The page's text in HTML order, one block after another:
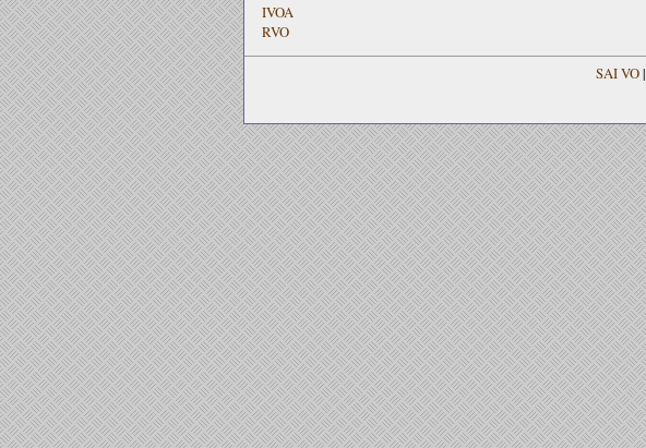
IVOA
RVO
SAI VO|